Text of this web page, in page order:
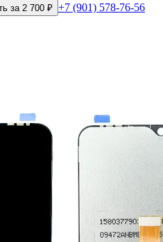
за 2 700 ₽ +7 (901) 578-76-56